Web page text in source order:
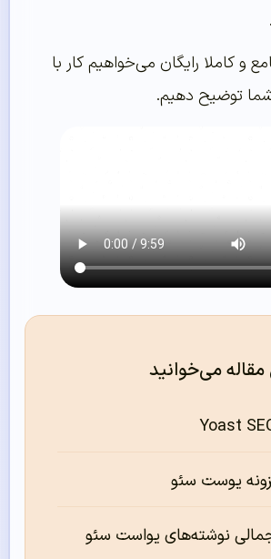
و کاملا رایگان می‌خواهیم کار با
توضیح دهیم.
می‌خوانید
یوست سئو
نوشته‌های یواست سئو